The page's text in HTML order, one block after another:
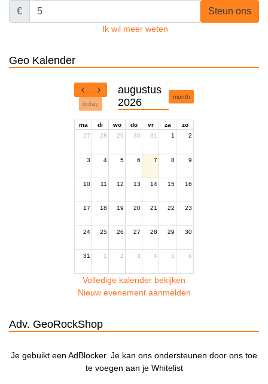
€ Steun ons
Ik wil meer weten
Geo Kalender
today
augustus
2026
month
ma di wo do vr za
zo
27
28 29 30 31 1 2
3 4 5 6 7 8 9
10 11 12 13 14 15 16
17 18 19 20 21 22 23
24 25 26 27 28 29 30
31 1 2 3 4 5 6
Volledige kalender bekijken
Nieuw evenement aanmelden
Adv. GeoRockShop
Je gebuikt een AdBlocker. Je kan ons ondersteunen door ons toe
te voegen aan je Whitelist